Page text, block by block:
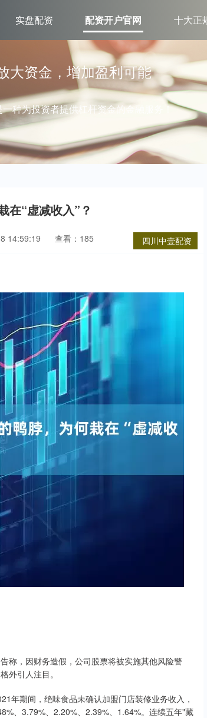
实盘配资 配资开户官网 十大正
大资金，增加盈利可能
一种为投资者提供杠杆资金的金融服务！
在“虚减收入”？
四川中壹配资
14:59:19 查看：185
称，因财务造假，公司股票将被实施其他风险警
外引人注目。
期间，绝味食品未确认加盟门店装修业务收入，
、3.79%、2.20%、2.39%、1.64%。连续五年"藏